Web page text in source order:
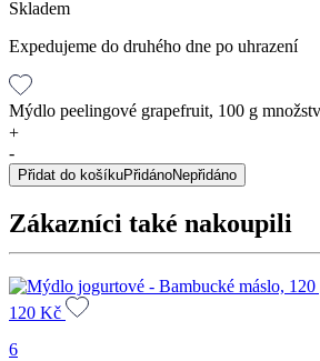
Skladem
Expedujeme do druhého dne po uhrazení
Mýdlo peelingové grapefruit, 100 g
+
-
Přidat do košíkuPřidánoNepřidáno
Zákazníci také nakoupili
120 Kč
6